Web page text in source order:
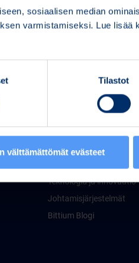
sosiaalisen median
varmistamiseksi. Lue lisää
Tilastot
välttämättömät evästeet
Tietoa ja taloudellisia
Vastuullisuus
Teknologia ja innovaatio
Johtamisjärjestelmät
Bittium Blogi